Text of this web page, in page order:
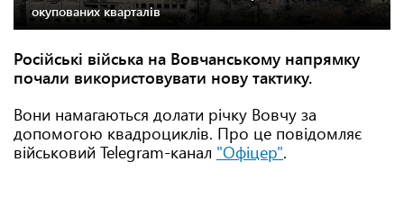
окупованих кварталів
Російські війська на Вовчанському напрямку
почали використовувати нову тактику.
Вони намагаються долати річку Вовчу за
допомогою квадроциклів. Про це повідомляє
військовий Telegram-канал "Офіцер".